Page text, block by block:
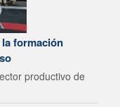
formación
productivo de